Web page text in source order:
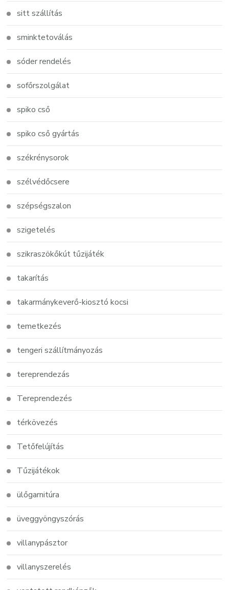
sitt szállítás
sminktetoválás
sóder rendelés
sofőrszolgálat
spiko cső
spiko cső gyártás
székrénysorok
szélvédőcsere
szépségszalon
szigetelés
szikraszökőkút tűzijáték
takarítás
takarmánykeverő-kiosztó kocsi
temetkezés
tengeri szállítmányozás
tereprendezás
Tereprendezés
térkövezés
Tetőfelújítás
Tűzijátékok
ülőgarnitúra
üveggyöngyszórás
villanypásztor
villanyszerelés